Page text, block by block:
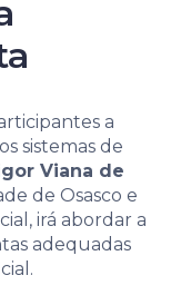
a
sistemas de
Viana de
de Osasco e
irá abordar a
adequadas